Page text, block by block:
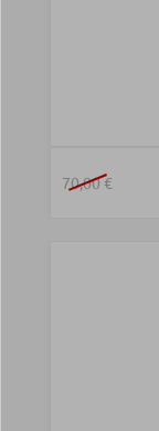
70,00 €